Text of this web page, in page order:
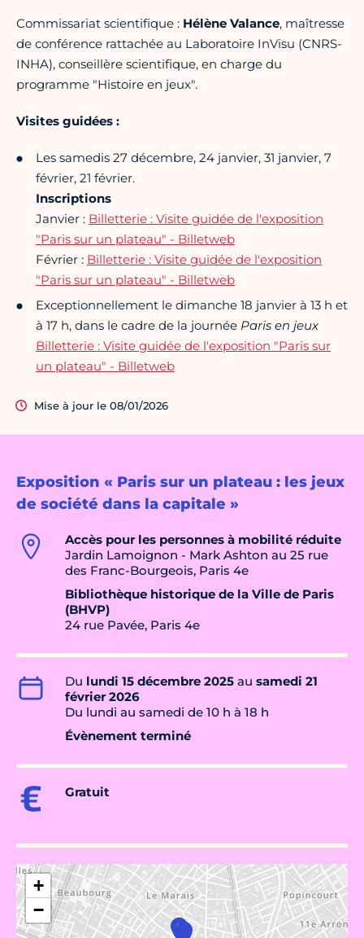
Exposition « Paris sur un plateau : les jeux
de société dans la capitale »
Accès pour les personnes à mobilité réduite
Jardin Lamoignon - Mark Ashton au 25 rue
des Franc-Bourgeois, Paris 4e
Bibliothèque historique de la Ville de Paris
(BHVP)
24 rue Pavée, Paris 4e
Du lundi 15 décembre 2025 au samedi 21
février 2026
Du lundi au samedi de 10 h à 18 h
Évènement terminé
Gratuit
+
−
Commissariat scientifique : Hélène Valance, maîtresse
de conférence rattachée au Laboratoire InVisu (CNRS-
INHA), conseillère scientifique, en charge du
programme "Histoire en jeux".
Visites guidées :
Les samedis 27 décembre, 24 janvier, 31 janvier, 7
février, 21 février.
Inscriptions
Janvier : Billetterie : Visite guidée de l'exposition
"Paris sur un plateau" - Billetweb
Février : Billetterie : Visite guidée de l'exposition
"Paris sur un plateau" - Billetweb
Exceptionnellement le dimanche 18 janvier à 13 h et
à 17 h, dans le cadre de la journée Paris en jeux
Billetterie : Visite guidée de l'exposition "Paris sur
un plateau" - Billetweb
Mise à jour le 08/01/2026